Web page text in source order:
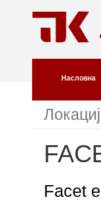
Насловна
Facet